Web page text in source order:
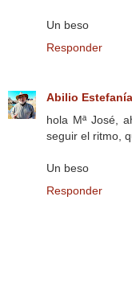
Un beso
Responder
Abilio Estefanía
hola Mª José,
seguir el ritmo,
Un beso
Responder